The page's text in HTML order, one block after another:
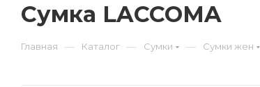
Сумка LACCOMA
Главная — Каталог — Сумки — Сумки жен